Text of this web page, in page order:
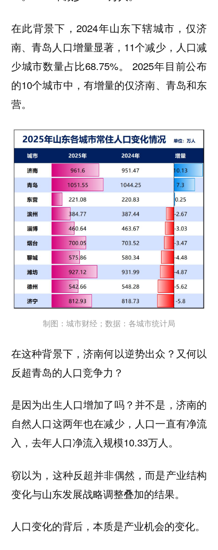
在此背景下，2024年山东下辖城市，仅济
南、青岛人口增量显著，11个减少，人口减
少城市数量占比68.75%。 2025年目前公布
的10个城市中，有增量的仅济南、青岛和东
营。
制图：城市财经；数据：各城市统计局
在这种背景下，济南何以逆势出众？又何以
反超青岛的人口竞争力？
是因为出生人口增加了吗？并不是，济南的
自然人口这两年也在减少，人口一直有净流
入，去年人口净流入规模10.33万人。
窃以为，这种反超并非偶然，而是产业结构
变化与山东发展战略调整叠加的结果。
人口变化的背后，本质是产业机会的变化。